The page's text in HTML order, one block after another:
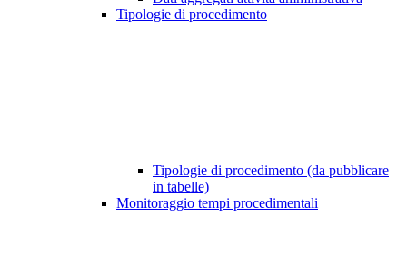
Tipologie di procedimento
Tipologie di procedimento (da pubblicare
in tabelle)
Monitoraggio tempi procedimentali